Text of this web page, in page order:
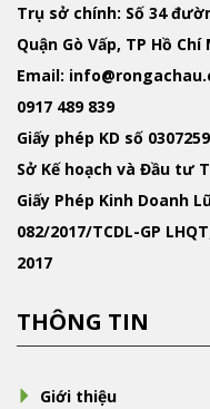
Trụ sở chính: Số 34
Quận Gò Vấp, TP Hồ Chí
Email:
0917 489 839
Giấy phép KD số
Sở Kế hoạch và Đầu tư
Giấy Phép Kinh Doanh
082/2017/TCDL-GP
2017
THÔNG TIN
Giới thiệu